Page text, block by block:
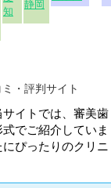
・評判サイト
イトでは、審美歯
でご紹介していま
ぴったりのクリニ